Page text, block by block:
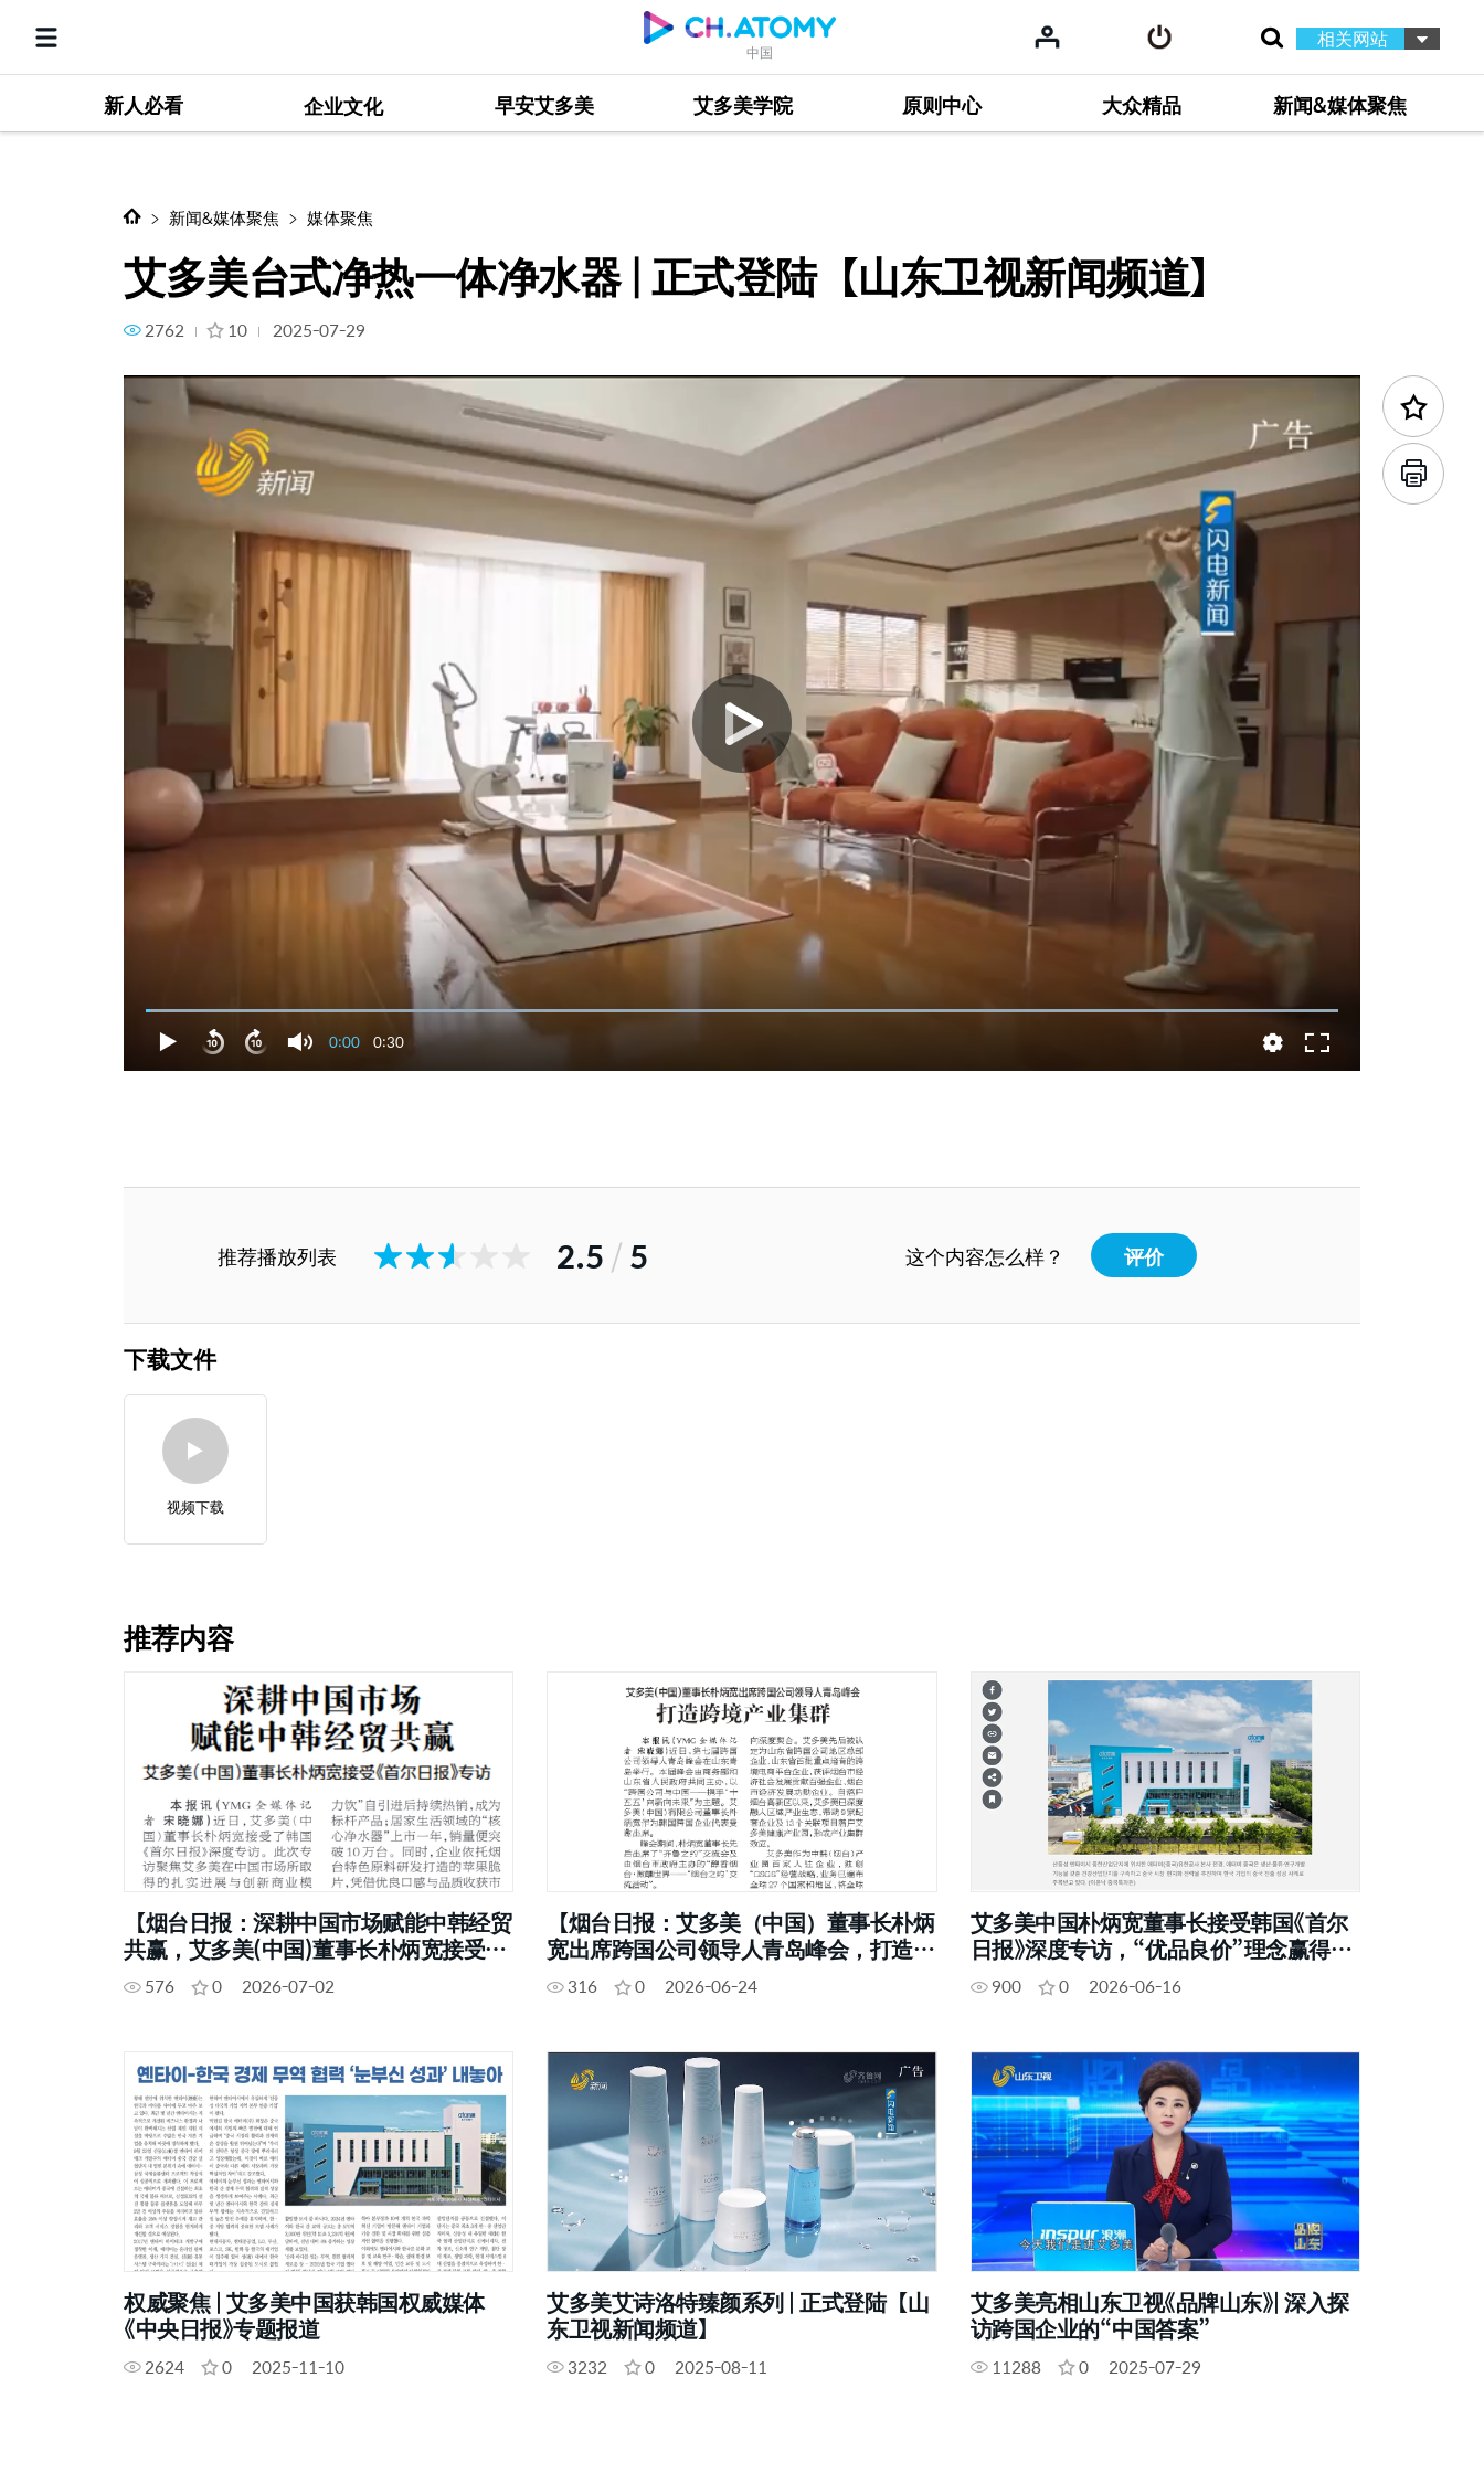
中国 相关网站
新人必看 企业文化 早安艾多美 艾多美学院 原则中心 大众精品 新闻&媒体聚焦
艾多美台式净热一体净水器 | 正式登陆【山东卫视新闻频道】
新闻&媒体聚焦 媒体聚焦
艾多美台式净热一体净水器 | 正式登陆【山东卫视新闻频道】
2762 10 2025-07-29
0:00 0:30
推荐播放列表 2.5/5 这个内容怎么样？ 评价
下载文件
视频下载
推荐内容
【烟台日报：深耕中国市场赋能中韩经贸
共赢，艾多美(中国)董事长朴炳宽接受
《首尔日报》专访】
576 0 2026-07-02
【烟台日报：艾多美（中国）董事长朴炳
宽出席跨国公司领导人青岛峰会，打造跨
境产业集群】
316 0 2026-06-24
艾多美中国朴炳宽董事长接受韩国《首尔
日报》深度专访，“优品良价”理念赢得权
威认可
900 0 2026-06-16
权威聚焦 | 艾多美中国获韩国权威媒体
《中央日报》专题报道
2624 0 2025-11-10
艾多美艾诗洛特臻颜系列 | 正式登陆【山
东卫视新闻频道】
3232 0 2025-08-11
艾多美亮相山东卫视《品牌山东》| 深入探
访跨国企业的“中国答案”
11288 0 2025-07-29